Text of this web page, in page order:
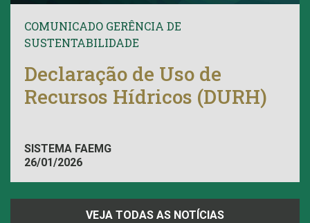
COMUNICADO GERÊNCIA DE
SUSTENTABILIDADE
Declaração de Uso de
Recursos Hídricos (DURH)
SISTEMA FAEMG
26/01/2026
VEJA TODAS AS NOTÍCIAS